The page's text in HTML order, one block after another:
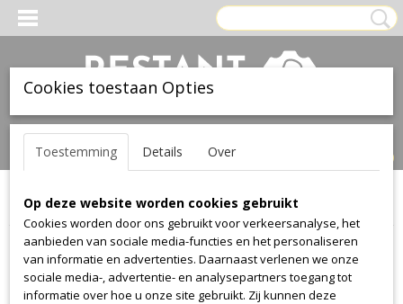
Inloggen Registreren
(0)
Home >Stof>Camira>Blazer>Blazer Cuz1R
Cookies toestaan Opties
Toestemming Details Over
Op deze website worden cookies gebruikt
Cookies worden door ons gebruikt voor verkeersanalyse, het
aanbieden van sociale media-functies en het personaliseren
van informatie en advertenties. Daarnaast verlenen we onze
sociale media-, advertentie- en analysepartners toegang tot
informatie over hoe u onze site gebruikt. Zij kunnen deze